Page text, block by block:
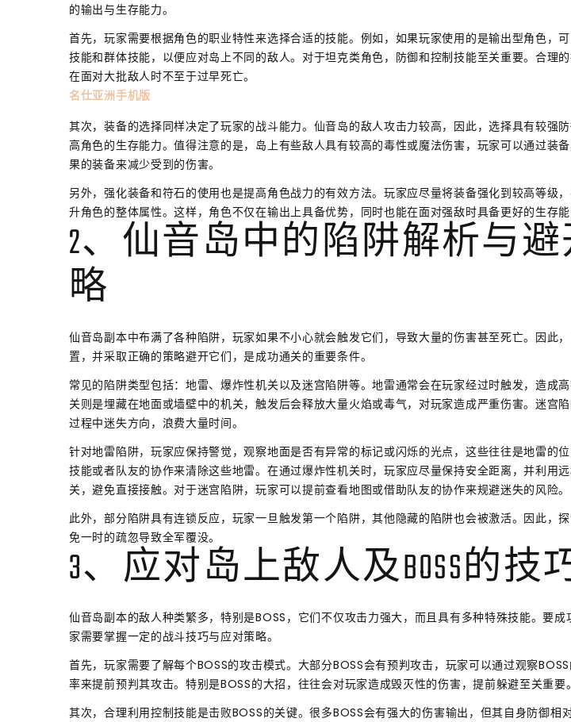
的输出与生存能力。
首先，玩家需要根据角色的职业特性来选择合适的技能。例如，如果玩家使用的是输出型角色，
技能和群体技能，以便应对岛上不同的敌人。对于坦克类角色，防御和控制技能至关重要。合理
在面对大批敌人时不至于过早死亡。
名仕亚洲手机版
其次，装备的选择同样决定了玩家的战斗能力。仙音岛的敌人攻击力较高，因此，选择具有较强
高角色的生存能力。值得注意的是，岛上有些敌人具有较高的毒性或魔法伤害，玩家可以通过装
果的装备来减少受到的伤害。
另外，强化装备和符石的使用也是提高角色战力的有效方法。玩家应尽量将装备强化到较高等级
升角色的整体属性。这样，角色不仅在输出上具备优势，同时也能在面对强敌时具备更好的生存能
2、仙音岛中的陷阱解析与
略
仙音岛副本中布满了各种陷阱，玩家如果不小心就会触发它们，导致大量的伤害甚至死亡。因此
置，并采取正确的策略避开它们，是成功通关的重要条件。
常见的陷阱类型包括：地雷、爆炸性机关以及迷宫陷阱等。地雷通常会在玩家经过时触发，造成
关则是埋藏在地面或墙壁中的机关，触发后会释放大量火焰或毒气，对玩家造成严重伤害。迷宫
过程中迷失方向，浪费大量时间。
针对地雷陷阱，玩家应保持警觉，观察地面是否有异常的标记或闪烁的光点，这些往往是地雷的
技能或者队友的协作来清除这些地雷。在通过爆炸性机关时，玩家应尽量保持安全距离，并利用
关，避免直接接触。对于迷宫陷阱，玩家可以提前查看地图或借助队友的协作来规避迷失的风险。
此外，部分陷阱具有连锁反应，玩家一旦触发第一个陷阱，其他隐藏的陷阱也会被激活。因此，
免一时的疏忽导致全军覆没。
3、应对岛上敌人及BOSS的技
仙音岛副本的敌人种类繁多，特别是BOSS，它们不仅攻击力强大，而且具有多种特殊技能。要成
家需要掌握一定的战斗技巧与应对策略。
首先，玩家需要了解每个BOSS的攻击模式。大部分BOSS会有预判攻击，玩家可以通过观察
率来提前预判其攻击。特别是BOSS的大招，往往会对玩家造成毁灭性的伤害，提前躲避至关重要。
其次，合理利用控制技能是击败BOSS的关键。很多BOSS会有强大的伤害输出，但其自身防御相